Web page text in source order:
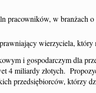
pracowników, w branżach
wierzyciela, który
i gospodarczym dla
4 miliardy złotych.
przedsiębiorców, którzy